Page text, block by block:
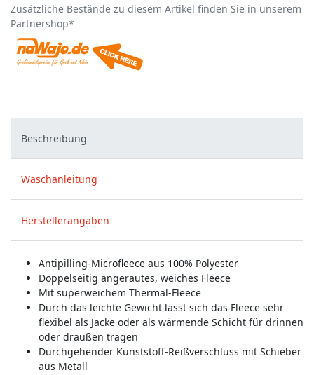
Zusätzliche Bestände zu diesem Artikel finden Sie in unserem
Partnershop*
Beschreibung
Waschanleitung
Herstellerangaben
Antipilling-Microfleece aus 100% Polyester
Doppelseitig angerautes, weiches Fleece
Mit superweichem Thermal-Fleece
Durch das leichte Gewicht lässt sich das Fleece sehr
flexibel als Jacke oder als wärmende Schicht für drinnen
oder draußen tragen
Durchgehender Kunststoff-Reißverschluss mit Schieber
aus Metall